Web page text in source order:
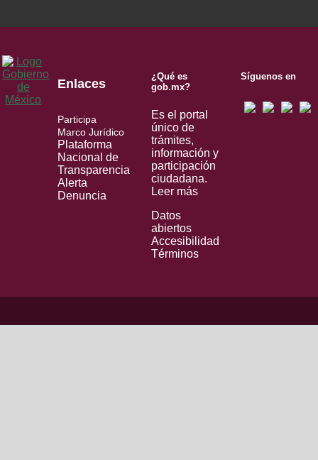
Enlaces
Participa
Marco Jurídico
Plataforma
Nacional de
Transparencia
Alerta
Denuncia
¿Qué es
gob.mx?
Es el portal
único de
trámites,
información y
participación
ciudadana.
Leer más
Datos
abiertos
Accesibilidad
Términos
Síguenos en